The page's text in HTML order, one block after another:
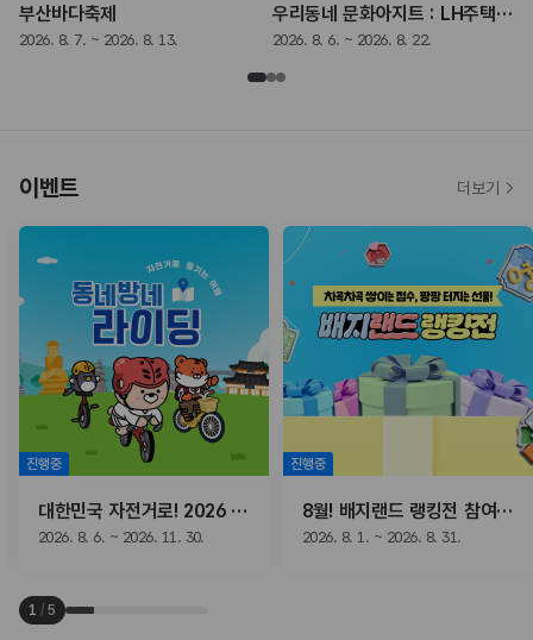
부산바다축제
2026. 8. 7. ~ 2026. 8. 13.
우리동네 문화아지트 : LH주택전시관 복합문화행사
2026. 8. 6. ~ 2026. 8. 22.
이벤트
진행중
대한민국 자전거로! 2026 동네방네 라이딩
2026. 8. 6. ~ 2026. 11. 30.
진행중
8월! 배지랜드 랭킹전 참여하고, 선물받자!
2026. 8. 1. ~ 2026. 8. 31.
1 / 5
더보기